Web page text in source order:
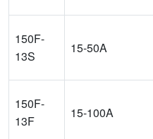
150F-
13S
15-50A
150F-
13F
15-100A